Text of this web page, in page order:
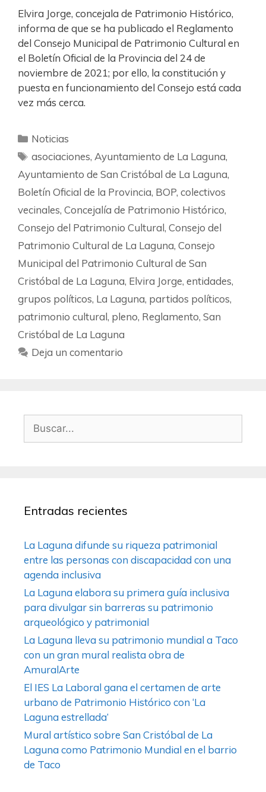
Elvira Jorge, concejala de Patrimonio Histórico,
informa de que se ha publicado el Reglamento
del Consejo Municipal de Patrimonio Cultural en
el Boletín Oficial de la Provincia del 24 de
noviembre de 2021; por ello, la constitución y
puesta en funcionamiento del Consejo está cada
vez más cerca.
Noticias
asociaciones, Ayuntamiento de La Laguna,
Ayuntamiento de San Cristóbal de La Laguna,
Boletín Oficial de la Provincia, BOP, colectivos
vecinales, Concejalía de Patrimonio Histórico,
Consejo del Patrimonio Cultural, Consejo del
Patrimonio Cultural de La Laguna, Consejo
Municipal del Patrimonio Cultural de San
Cristóbal de La Laguna, Elvira Jorge, entidades,
grupos políticos, La Laguna, partidos políticos,
patrimonio cultural, pleno, Reglamento, San
Cristóbal de La Laguna
Deja un comentario
Entradas recientes
La Laguna difunde su riqueza patrimonial
entre las personas con discapacidad con una
agenda inclusiva
La Laguna elabora su primera guía inclusiva
para divulgar sin barreras su patrimonio
arqueológico y patrimonial
La Laguna lleva su patrimonio mundial a Taco
con un gran mural realista obra de
AmuralArte
El IES La Laboral gana el certamen de arte
urbano de Patrimonio Histórico con ‘La
Laguna estrellada’
Mural artístico sobre San Cristóbal de La
Laguna como Patrimonio Mundial en el barrio
de Taco